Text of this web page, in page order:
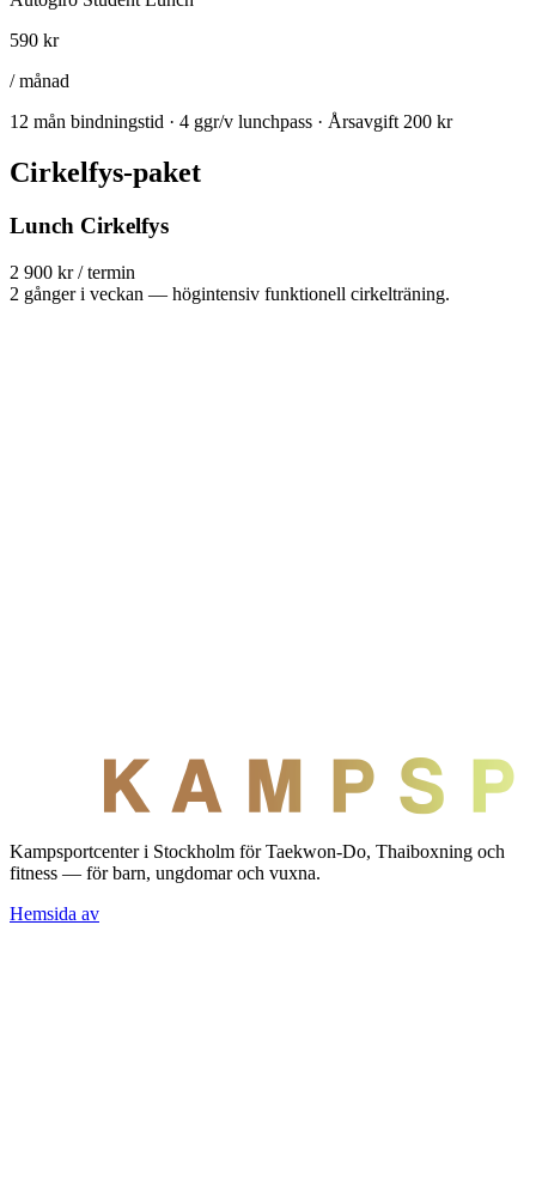
590 kr
/ månad
12 mån bindningstid · 4 ggr/v lunchpass · Årsavgift 200 kr
Cirkelfys-paket
Lunch Cirkelfys
2 900 kr / termin
2 gånger i veckan — högintensiv funktionell cirkelträning.
Kampsportcenter i Stockholm för Taekwon-Do, Thaiboxning och
fitness — för barn, ungdomar och vuxna.
Hemsida av